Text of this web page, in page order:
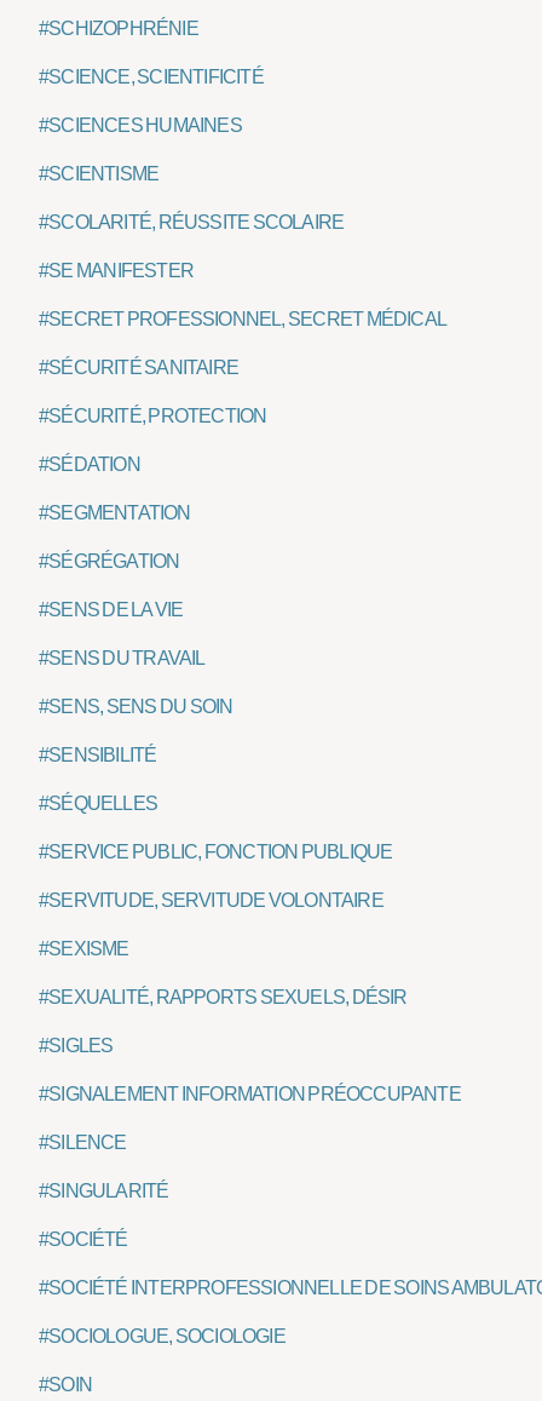
#SCHIZOPHRÉNIE
#SCIENCE, SCIENTIFICITÉ
#SCIENCES HUMAINES
#SCIENTISME
#SCOLARITÉ, RÉUSSITE SCOLAIRE
#SE MANIFESTER
#SECRET PROFESSIONNEL, SECRET MÉDICAL
#SÉCURITÉ SANITAIRE
#SÉCURITÉ, PROTECTION
#SÉDATION
#SEGMENTATION
#SÉGRÉGATION
#SENS DE LA VIE
#SENS DU TRAVAIL
#SENS, SENS DU SOIN
#SENSIBILITÉ
#SÉQUELLES
#SERVICE PUBLIC, FONCTION PUBLIQUE
#SERVITUDE, SERVITUDE VOLONTAIRE
#SEXISME
#SEXUALITÉ, RAPPORTS SEXUELS, DÉSIR
#SIGLES
#SIGNALEMENT INFORMATION PRÉOCCUPANTE
#SILENCE
#SINGULARITÉ
#SOCIÉTÉ
#SOCIÉTÉ INTERPROFESSIONNELLE DE SOINS
#SOCIOLOGUE, SOCIOLOGIE
#SOIN